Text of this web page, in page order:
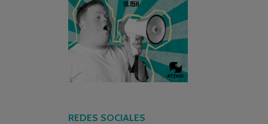
REDES SOCIALES